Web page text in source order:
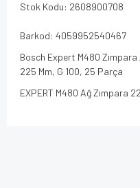
Stok Kodu: 2608900708
Barkod: 4059952540467
Bosch Expert M480 Zımpara
225 Mm, G 100, 25 Parça
EXPERT M480 Ağ Zımpara